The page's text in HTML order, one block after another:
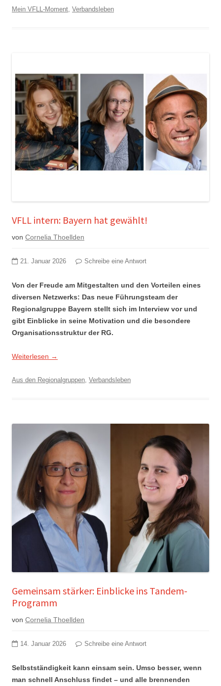
Mein VFLL-Moment, Verbandsleben
VFLL intern: Bayern hat gewählt!
von Cornelia Thoellden
21. Januar 2026 Schreibe eine Antwort
Von der Freude am Mitgestalten und den Vorteilen eines
diversen Netzwerks: Das neue Führungsteam der
Regionalgruppe Bayern stellt sich im Interview vor und
gibt Einblicke in seine Motivation und die besondere
Organisationsstruktur der RG.
Weiterlesen →
Aus den Regionalgruppen Verbandsleben
Gemeinsam stärker: Einblicke ins Tandem-
Programm
von Cornelia Thoellden
14. Januar 2026 Schreibe eine Antwort
Selbstständigkeit kann einsam sein. Umso besser, wenn
man schnell Anschluss findet – und alle brennenden